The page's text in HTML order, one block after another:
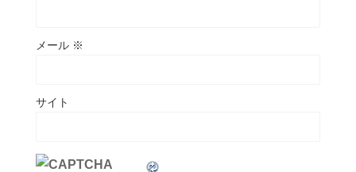
メール ※
サイト